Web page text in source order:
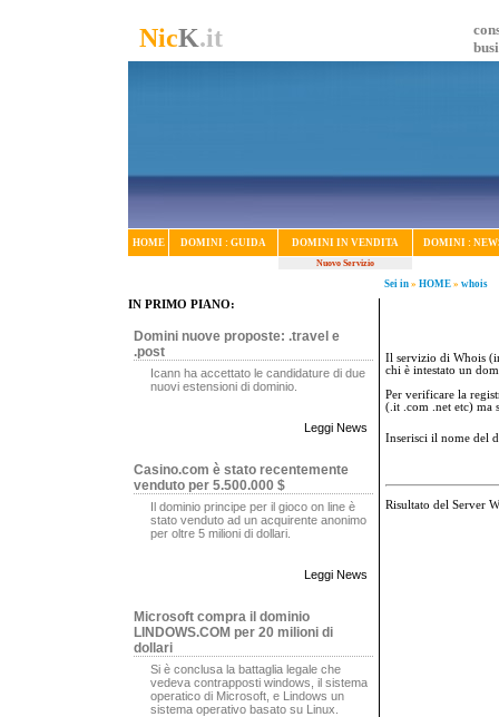
NicK.it
HOME DOMINI : GUIDA DOMINI IN VENDITA DOMINI :
Nuovo Servizio
Sei in » HOME » whois
IN PRIMO PIANO:
Domini nuove proposte: .travel e
.post
Icann ha accettato le candidature di due
nuovi estensioni di dominio.
Leggi News
Casino.com è stato recentemente
venduto per 5.500.000 $
Il dominio principe per il gioco on line è
stato venduto ad un acquirente anonimo
per oltre 5 milioni di dollari.
Leggi News
Microsoft compra il dominio
LINDOWS.COM per 20 milioni di
dollari
Si è conclusa la battaglia legale che
vedeva contrapposti windows, il sistema
operatico di Microsoft, e Lindows un
sistema operativo basato su Linux.
Il servizio di Whois
chi è intestato un
Per verificare la
(.it .com .net etc) ma
Inserisci il nome del
Risultato del Server